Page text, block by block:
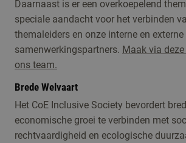
Daarnaast is er een overkoepelend
speciale aandacht voor het verbinden
themaleiders en onze interne en externe
samenwerkingspartners. Maak via
ons team.
Brede Welvaart
Het CoE Inclusive Society bevordert
economische groei te verbinden met
rechtvaardigheid en ecologische